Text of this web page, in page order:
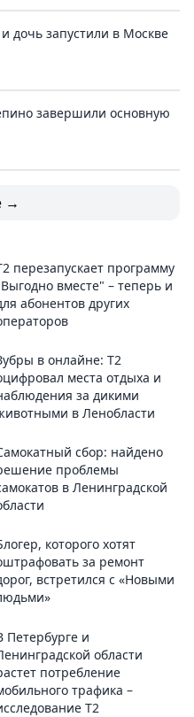
дочь запустили в Москве
завершили основную
→
перезапускает программу
вместе" – теперь и
абонентов других
в онлайне: Т2
места отдыха и
за дикими
в Ленобласти
сбор: найдено
проблемы
в Ленинградской
которого хотят
за ремонт
встретился с «Новыми
Петербурге и
области
потребление
трафика –
T2